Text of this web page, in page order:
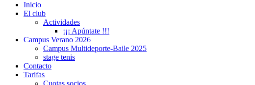
Inicio
El club
Actividades
¡¡¡ Apúntate !!!
Campus Verano 2026
Campus Multideporte-Baile 2025
stage tenis
Contacto
Tarifas
Cuotas socios